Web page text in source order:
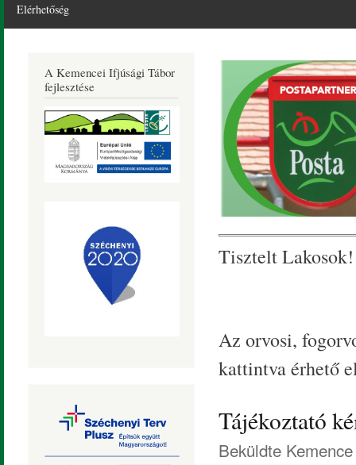
Elérhetőség
Kemence
Község
Honlapja
A Kemencei Ifjúsági Tábor
fejlesztése
Tisztelt Lakosok!
Az orvosi,
kattintva érhető
Tájékoztató
Beküldte